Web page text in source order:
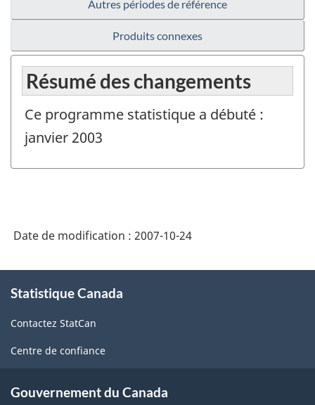
Autres périodes de référence
Produits connexes
Résumé des changements
Ce programme statistique a débuté :
janvier 2003
Date de modification : 2007-10-24
propos
ce
site
Statistique Canada
Contactez StatCan
Centre de confiance
Gouvernement du Canada